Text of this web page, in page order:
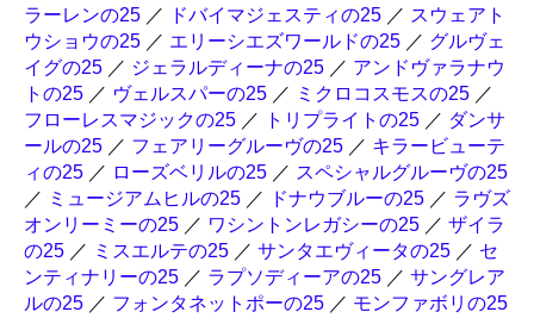
ラーレンの25 ／ ドバイマジェスティの25 ／ スウェアト
ウショウの25 ／ エリーシエズワールドの25 ／ グルヴェ
イグの25 ／ ジェラルディーナの25 ／ アンドヴァラナウ
トの25 ／ ヴェルスパーの25 ／ ミクロコスモスの25 ／
フローレスマジックの25 ／ トリプライトの25 ／ ダンサ
ールの25 ／ フェアリーグルーヴの25 ／ キラービューテ
ィの25 ／ ローズベリルの25 ／ スペシャルグルーヴの25
／ ミュージアムヒルの25 ／ ドナウブルーの25 ／ ラヴズ
オンリーミーの25 ／ ワシントンレガシーの25 ／ ザイラ
の25 ／ ミスエルテの25 ／ サンタエヴィータの25 ／ セ
ンティナリーの25 ／ ラプソディーアの25 ／ サングレア
ルの25 ／ フォンタネットポーの25 ／ モンファボリの25